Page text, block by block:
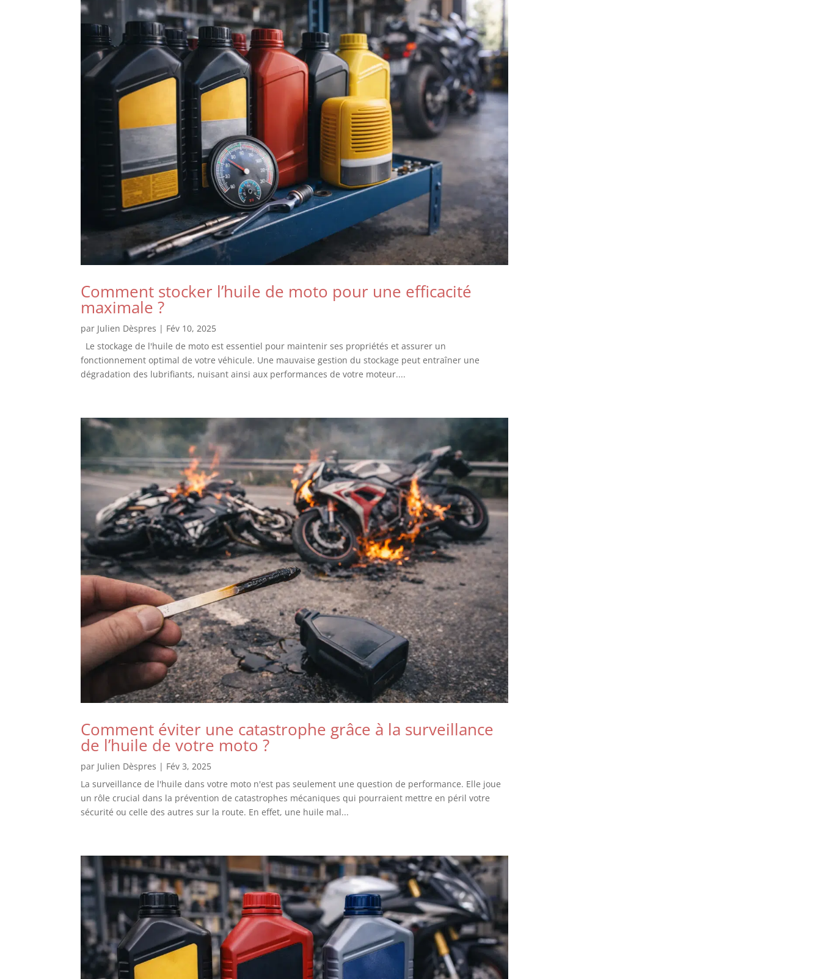
Comment stocker l’huile de moto pour une efficacité
maximale ?
par Julien Dèspres | Fév 10, 2025
Le stockage de l'huile de moto est essentiel pour maintenir ses propriétés et assurer un
fonctionnement optimal de votre véhicule. Une mauvaise gestion du stockage peut entraîner une
dégradation des lubrifiants, nuisant ainsi aux performances de votre moteur....
Comment éviter une catastrophe grâce à la surveillance
de l’huile de votre moto ?
par Julien Dèspres | Fév 3, 2025
La surveillance de l'huile dans votre moto n'est pas seulement une question de performance. Elle joue
un rôle crucial dans la prévention de catastrophes mécaniques qui pourraient mettre en péril votre
sécurité ou celle des autres sur la route. En effet, une huile mal...